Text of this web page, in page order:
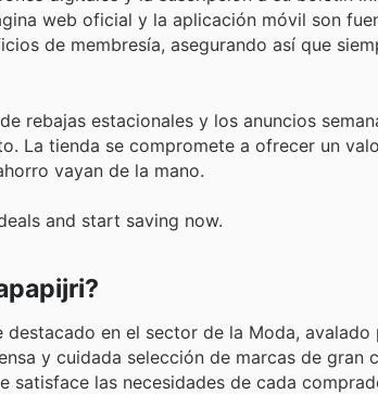
web oficial y la aplicación móvil son
de membresía, asegurando así que
rebajas estacionales y los anuncios
La tienda se compromete a ofrecer un
vayan de la mano.
and start saving now.
en el sector de la Moda,
y cuidada selección de marcas de gran
las necesidades de cada